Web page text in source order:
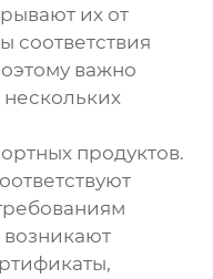
их от
соответствия
важно
продуктов.
возникают